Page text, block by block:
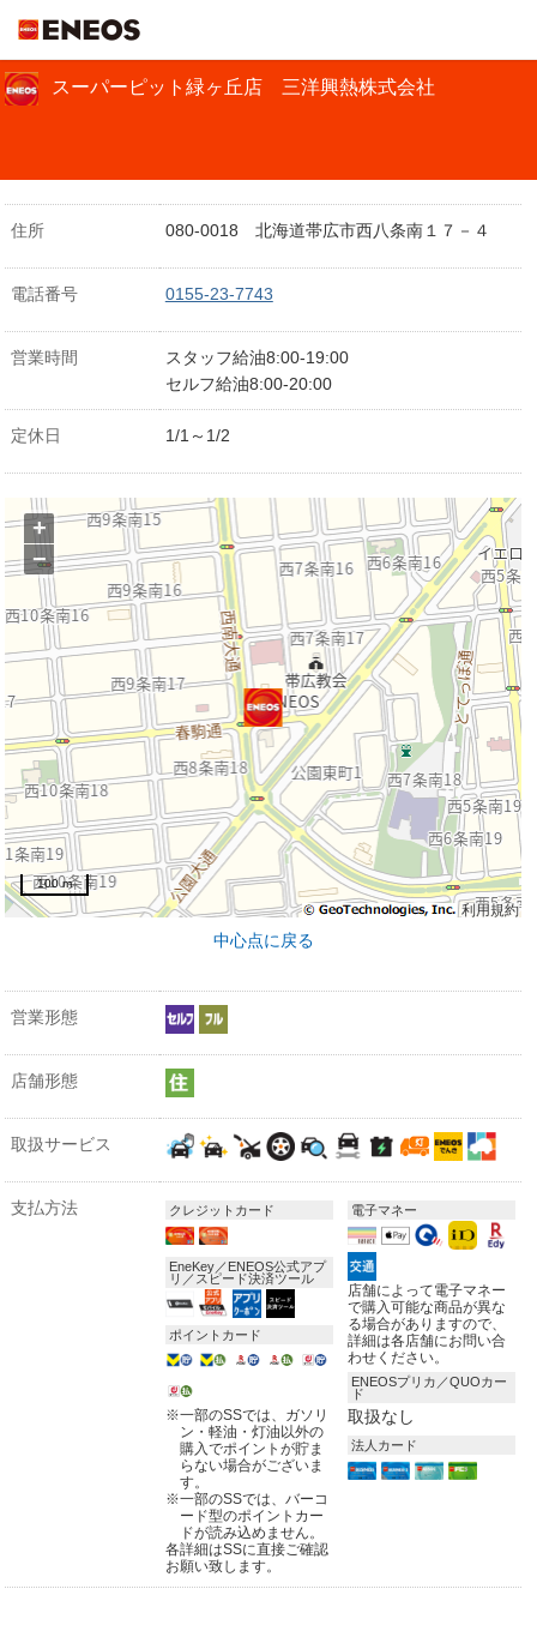
スーパーピット緑ヶ丘店 三洋興熱株式会社
住所 080-0018 北海道帯広市西八条南１７－４
電話番号 0155-23-7743
営業時間
スタッフ給油8:00-19:00
セルフ給油8:00-20:00
定休日 1/1～1/2
利用規約
+
−
100 m
中心点に戻る
営業形態
店舗形態
取扱サービス
支払方法 クレジットカード
EneKey／ENEOS公式アプ
リ／スピード決済ツール
ポイントカード
※一部のSSでは、ガソリ
ン・軽油・灯油以外の
購入でポイントが貯ま
らない場合がございま
す。
※一部のSSでは、バーコ
ード型のポイントカー
ドが読み込めません。
各詳細はSSに直接ご確認
お願い致します。
電子マネー
店舗によって電子マネー
で購入可能な商品が異な
る場合がありますので、
詳細は各店舗にお問い合
わせください。
ENEOSプリカ／QUOカー
ド
取扱なし
法人カード